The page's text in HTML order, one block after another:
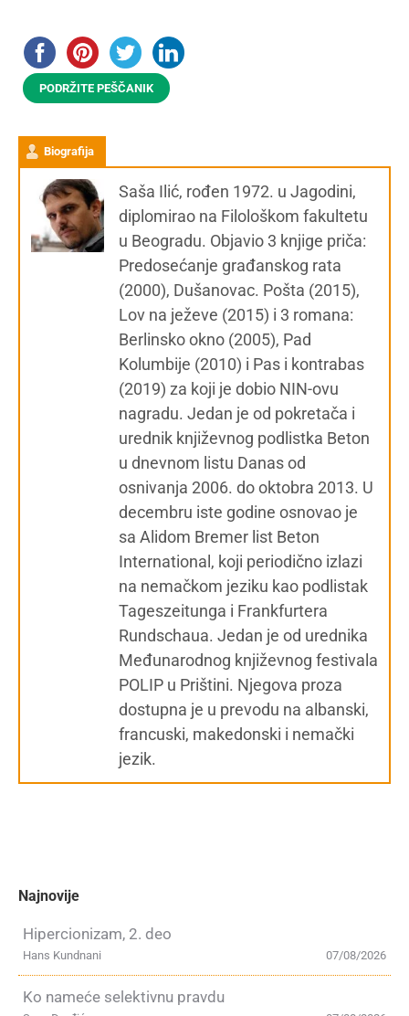
PODRŽITE PEŠČANIK
Biografija
Saša Ilić, rođen 1972. u Jagodini,
diplomirao na Filološkom fakultetu
u Beogradu. Objavio 3 knjige priča:
Predosećanje građanskog rata
(2000), Dušanovac. Pošta (2015),
Lov na ježeve (2015) i 3 romana:
Berlinsko okno (2005), Pad
Kolumbije (2010) i Pas i kontrabas
(2019) za koji je dobio NIN-ovu
nagradu. Jedan je od pokretača i
urednik književnog podlistka Beton
u dnevnom listu Danas od
osnivanja 2006. do oktobra 2013. U
decembru iste godine osnovao je
sa Alidom Bremer list Beton
International, koji periodično izlazi
na nemačkom jeziku kao podlistak
Tageszeitunga i Frankfurtera
Rundschaua. Jedan je od urednika
Međunarodnog književnog festivala
POLIP u Prištini. Njegova proza
dostupna je u prevodu na albanski,
francuski, makedonski i nemački
jezik.
Najnovije
Hipercionizam, 2. deo
07/08/2026
Hans Kundnani
Ko nameće selektivnu pravdu